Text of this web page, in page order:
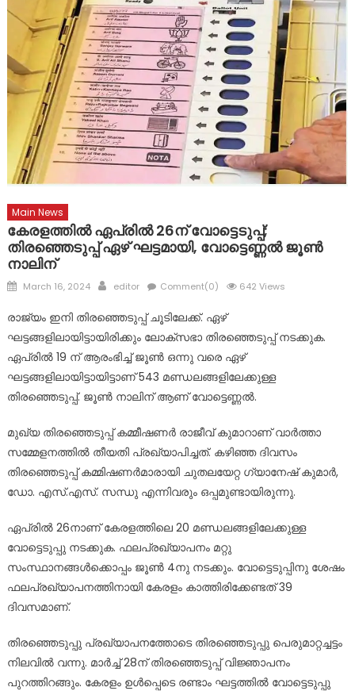
മാലാഖയായി എത്തിയത് മാർ സ്ലീവാ മെഡിസിറ്റിയിലെ നഴ്സ് !
പ്രളയബാധിത പൂഞ്ഞാർ തെക്കേക്കരയെ അവഗണിച്ച
പൊതുമരാമത്ത് മന്ത്രി പി.കെ. ബഷീറിന്റെ നടപടി
പ്രതിഷേധാർഹം ബി ജെ പി
ഈരാറ്റുപേട്ട-വാഗമൺ റോഡിലെ രാത്രികാല യാത്രയ്ക്കും
വിനോദസഞ്ചാരകേന്ദ്രങ്ങലേയ്ക്കുള്ള പ്രവേശനത്തിനും
വിലക്ക്
Main News
കേരളത്തിൽ ഏപ്രിൽ 26ന് വോട്ടെടുപ്പ്;
തിരഞ്ഞെടുപ്പ് ഏഴ് ഘട്ടമായി, വോട്ടെണ്ണല്‍ ജൂണ്‍
നാലിന്‌
Posted
March 16, 2024 Author
editor Comment(0) 642 Views
രാജ്യം ഇനി തിരഞ്ഞെടുപ്പ് ചൂടിലേക്ക്. ഏഴ്
ഘട്ടങ്ങളിലായിട്ടായിരിക്കും ലോക്‌സഭാ തിരഞ്ഞെടുപ്പ് നടക്കുക.
ഏപ്രില്‍ 19 ന് ആരംഭിച്ച് ജൂണ്‍ ഒന്നു വരെ ഏഴ്
ഘട്ടങ്ങളിലായിട്ടായിട്ടാണ് 543 മണ്ഡലങ്ങളിലേക്കുള്ള
തിരഞ്ഞെടുപ്പ്. ജൂണ്‍ നാലിന് ആണ് വോട്ടെണ്ണല്‍.
മുഖ്യ തിരഞ്ഞെടുപ്പ് കമ്മീഷണര്‍ രാജീവ് കുമാറാണ്‌ വാര്‍ത്താ
സമ്മേളനത്തില്‍ തീയതി പ്രഖ്യാപിച്ചത്‌. കഴിഞ്ഞ ദിവസം
തിരഞ്ഞെടുപ്പ് കമ്മിഷണർമാരായി ചുതലയേറ്റ ഗ്യാനേഷ് കുമാർ,
ഡോ. എസ്.എസ്. സന്ധു എന്നിവരും ഒപ്പമുണ്ടായിരുന്നു.
ഏപ്രിൽ 26നാണ് കേരളത്തിലെ 20 മണ്ഡലങ്ങളിലേക്കുള്ള
വോട്ടെടുപ്പു നടക്കുക. ഫലപ്രഖ്യാപനം മറ്റു
സംസ്ഥാനങ്ങൾക്കൊപ്പം ജൂൺ 4നു നടക്കും. വോട്ടെടുപ്പിനു ശേഷം
ഫലപ്രഖ്യാപനത്തിനായി കേരളം കാത്തിരിക്കേണ്ടത് 39
ദിവസമാണ്.
തിരഞ്ഞെടുപ്പു പ്രഖ്യാപനത്തോടെ തിരഞ്ഞെടുപ്പു പെരുമാറ്റച്ചട്ടം
നിലവിൽ വന്നു. മാർച്ച് 28ന് തിരഞ്ഞെടുപ്പ് വിജ്ഞാപനം
പുറത്തിറങ്ങും. കേരളം ഉൾപ്പെടെ രണ്ടാം ഘട്ടത്തിൽ വോട്ടെടുപ്പു